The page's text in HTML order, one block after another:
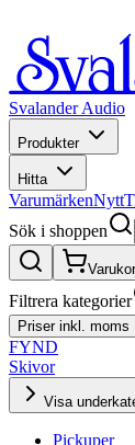
Svalander Audio
Produkter
Hitta
VarumärkenNytt
Sök i shoppen
Filtrera kategorier
Priser inkl. moms
FYND
Skivor
Visa
Pickuper